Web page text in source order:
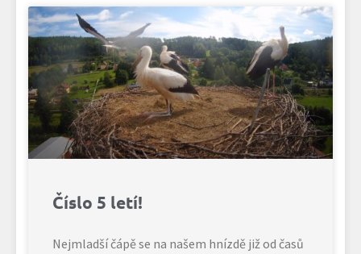
Číslo 5 letí!
Nejmladší čápě se na našem hnízdě již od časů